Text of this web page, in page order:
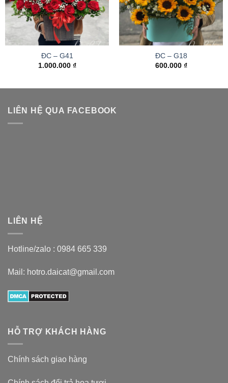
ĐC – G41
1.000.000 ₫
ĐC – G18
600.000 ₫
LIÊN HỆ QUA FACEBOOK
LIÊN HỆ
Hotline/zalo : 0984 665 339
Mail: hotro.daicat@gmail.com
HỖ TRỢ KHÁCH HÀNG
Chính sách giao hàng